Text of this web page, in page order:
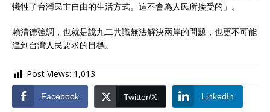
犧牲了台灣民主自由的生活方式。這不會為人民所接受的」。
賴清德強調，也就是說九二共識無法解決兩岸的問題，也更不可能
達到台灣人民要求的目標。
Post Views: 1,013
Facebook Twitter/X LinkedIn